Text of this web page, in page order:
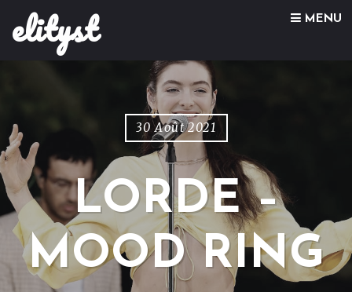
elityst MENU
Skip to content
30 Août 2021
LORDE –
MOOD RING